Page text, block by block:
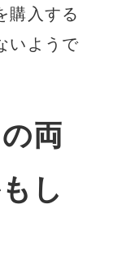
購入する
いようで
両
し